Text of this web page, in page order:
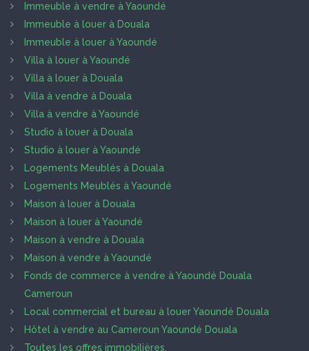
Immeuble à vendre à Yaoundé
Immeuble à louer à Douala
Immeuble à louer à Yaoundé
Villa à louer à Yaoundé
Villa à louer à Douala
Villa à vendre à Douala
Villa à vendre à Yaoundé
Studio à louer à Douala
Studio à louer à Yaoundé
Logements Meublés à Douala
Logements Meublés à Yaoundé
Maison à louer à Douala
Maison à louer à Yaoundé
Maison à vendre à Douala
Maison à vendre à Yaoundé
Fonds de commerce à vendre à Yaoundé Douala
Cameroun
Local commercial et bureau à louer Yaoundé Douala
Hôtel à vendre au Cameroun Yaoundé Douala
Toutes les offres immobilières